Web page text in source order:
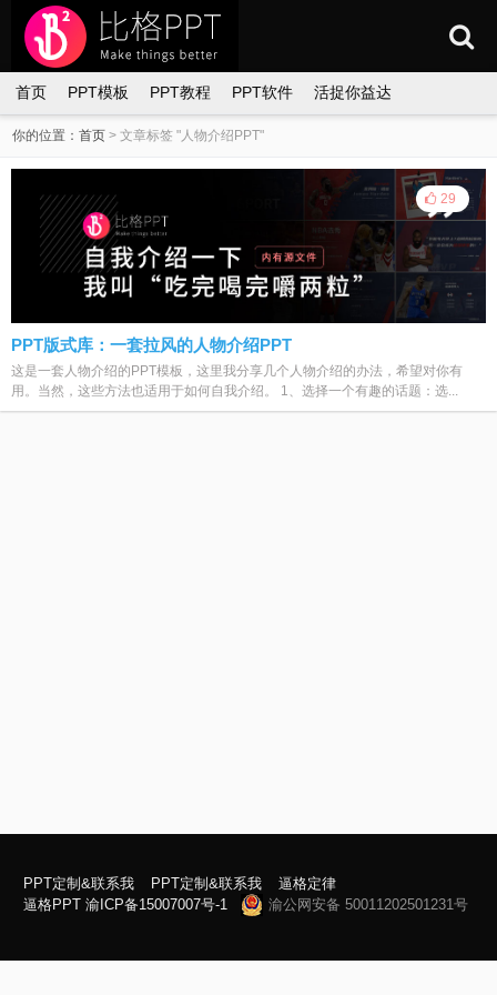
首页 PPT模板 PPT教程 PPT软件 活捉你益达
你的位置：首页 > 文章标签 "人物介绍PPT"
29
PPT版式库：一套拉风的人物介绍PPT
这是一套人物介绍的PPT模板，这里我分享几个人物介绍的办法，希望对你有
用。当然，这些方法也适用于如何自我介绍。 1、选择一个有趣的话题：选...
PPT定制&联系我 PPT定制&联系我
逼格定律
逼格PPT 渝ICP备15007007号-1 渝公网安备 50011202501231号